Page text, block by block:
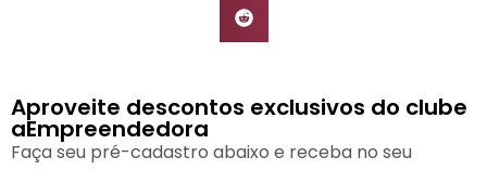
Aproveite descontos exclusivos do clube
aEmpreendedora
Faça seu pré-cadastro abaixo e receba no seu